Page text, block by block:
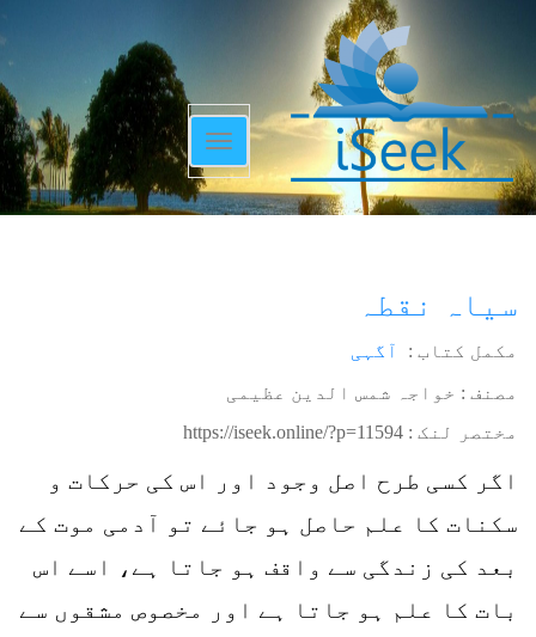
Toggle
navigation
سیاہ نقطہ
مکمل کتاب : آگہی
مصنف : خواجہ شمس الدین عظیمی
مختصر لنک : https://iseek.online/?p=11594
اگر کسی طرح اصل وجود اور اس کی حرکات و
سکنات کا علم حاصل ہو جائے تو آدمی موت کے
بعد کی زندگی سے واقف ہو جاتا ہے، اسے اس
بات کا علم ہو جاتا ہے اور مخصوص مشقوں سے